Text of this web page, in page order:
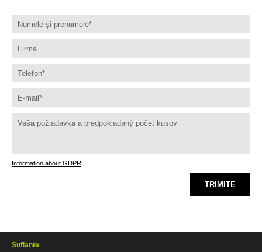
Information about GDPR
TRIMITE
Suflante